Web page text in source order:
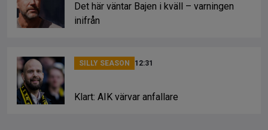
Det här väntar Bajen i kväll – varningen
inifrån
SILLY SEASON 12:31
Klart: AIK värvar anfallare